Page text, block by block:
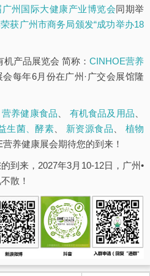
广州国际大健康产业博览会同期举
获广州市商务局颁发“成功举办18
产品展览会 简称： CINHOE营养
会每年6月份在广州·广交会展馆隆
营养健康食品 有机食品及用品
生菌、酵素 新资源食品
植物
养健康展会期待您的到来！
到来，2027年3月10-12日，广州•
散！